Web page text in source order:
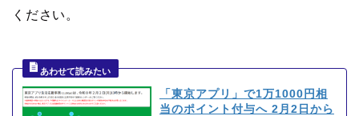
ください。
「東京アプリ」で1万1000円相
当のポイント付与へ 2月2日から